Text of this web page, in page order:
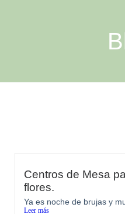
Centros de Mesa
flores.
Ya es noche de brujas y
Leer más